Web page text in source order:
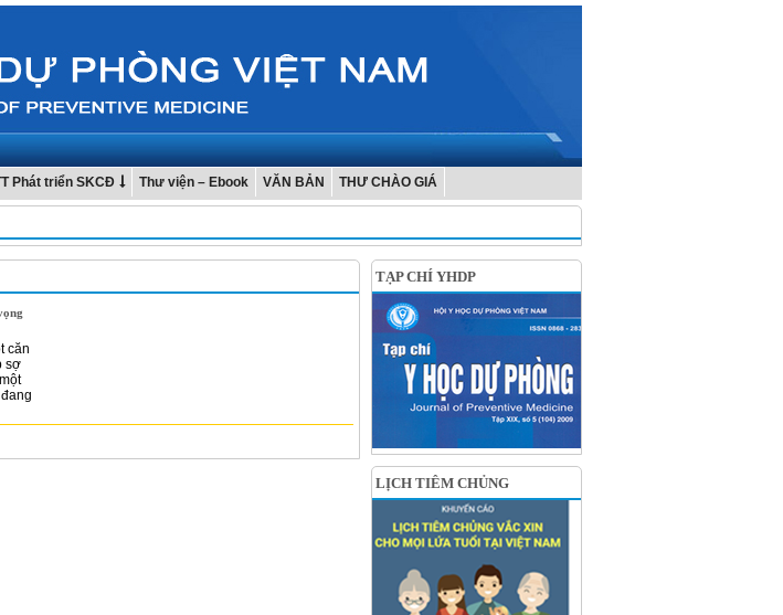
Phát triển SKCĐ Thư viện – Ebook VĂN BẢN THƯ CHÀO GIÁ
căn
sợ
TẠP CHÍ YHDP
LỊCH TIÊM CHỦNG